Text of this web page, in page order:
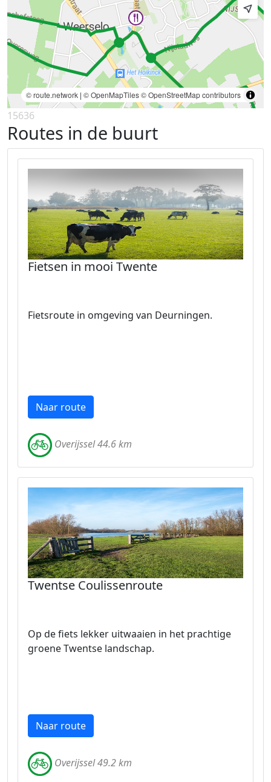
© route.network | © OpenMapTiles© OpenStreetMap contributors
15636
Routes in de buurt
Fietsen in mooi Twente
Fietsroute in omgeving van Deurningen.
Naar route
Overijssel 44.6 km
Twentse Coulissenroute
Op de fiets lekker uitwaaien in het prachtige
groene Twentse landschap.
Naar route
Overijssel 49.2 km